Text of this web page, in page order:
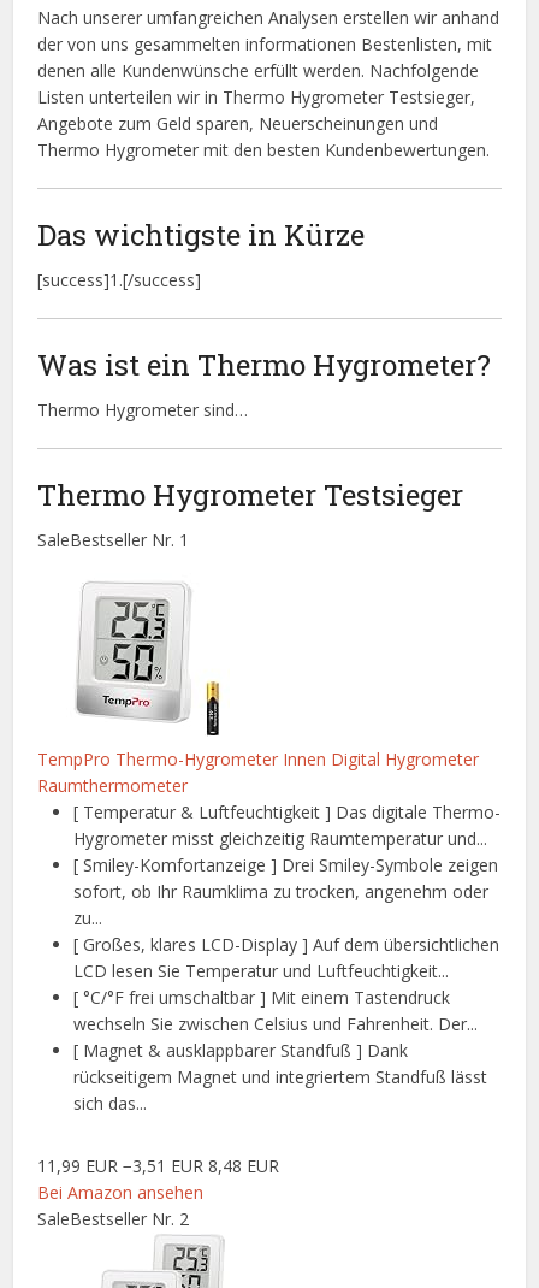
Nach unserer umfangreichen Analysen erstellen wir anhand
der von uns gesammelten informationen Bestenlisten, mit
denen alle Kundenwünsche erfüllt werden. Nachfolgende
Listen unterteilen wir in Thermo Hygrometer Testsieger,
Angebote zum Geld sparen, Neuerscheinungen und
Thermo Hygrometer mit den besten Kundenbewertungen.
Das wichtigste in Kürze
[success]1.[/success]
Was ist ein Thermo Hygrometer?
Thermo Hygrometer sind…
Thermo Hygrometer Testsieger
SaleBestseller Nr. 1
TempPro Thermo-Hygrometer Innen Digital Hygrometer
Raumthermometer
[ Temperatur & Luftfeuchtigkeit ] Das digitale Thermo-
Hygrometer misst gleichzeitig Raumtemperatur und...
[ Smiley-Komfortanzeige ] Drei Smiley-Symbole zeigen
sofort, ob Ihr Raumklima zu trocken, angenehm oder
zu...
[ Großes, klares LCD-Display ] Auf dem übersichtlichen
LCD lesen Sie Temperatur und Luftfeuchtigkeit...
[ °C/°F frei umschaltbar ] Mit einem Tastendruck
wechseln Sie zwischen Celsius und Fahrenheit. Der...
[ Magnet & ausklappbarer Standfuß ] Dank
rückseitigem Magnet und integriertem Standfuß lässt
sich das...
11,99 EUR −3,51 EUR 8,48 EUR
Bei Amazon ansehen
SaleBestseller Nr. 2